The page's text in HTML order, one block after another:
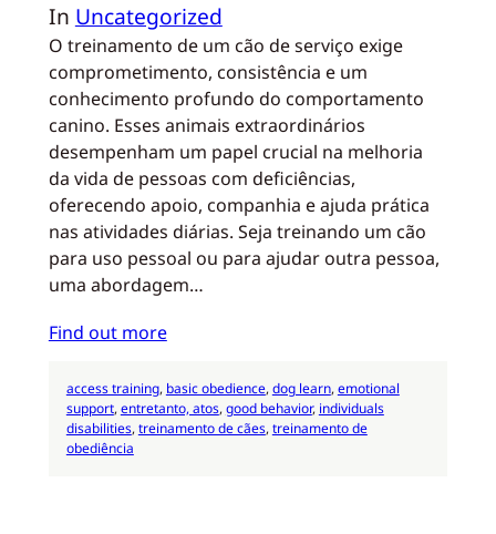
In Uncategorized
O treinamento de um cão de serviço exige
comprometimento, consistência e um
conhecimento profundo do comportamento
canino. Esses animais extraordinários
desempenham um papel crucial na melhoria
da vida de pessoas com deficiências,
oferecendo apoio, companhia e ajuda prática
nas atividades diárias. Seja treinando um cão
para uso pessoal ou para ajudar outra pessoa,
uma abordagem…
Find out more
access training, basic obedience, dog learn, emotional
support, entretanto, atos, good behavior, individuals
disabilities, treinamento de cães, treinamento de
obediência